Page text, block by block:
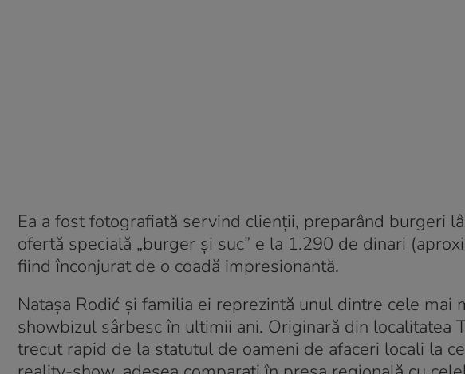
Ea a fost fotografiată servind clienții, preparând burgeri
ofertă specială „burger și suc” e la 1.290 de dinari
fiind înconjurat de o coadă impresionantă.
Natașa Rodić și familia ei reprezintă unul dintre cele mai
showbizul sârbesc în ultimii ani. Originară din localitatea
trecut rapid de la statutul de oameni de afaceri locali la